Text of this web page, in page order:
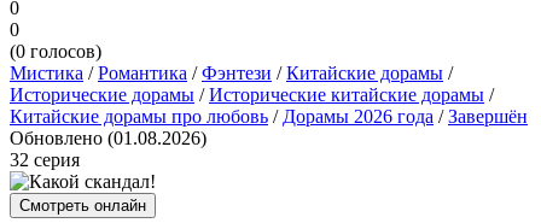
0
0
(0 голосов)
Мистика /Романтика /Фэнтези /Китайские дорамы /
Исторические дорамы /Исторические китайские дорамы /
Китайские дорамы про любовь / Дорамы 2026 года /Завершён
Обновлено (01.08.2026)
32 серия
Смотреть онлайн